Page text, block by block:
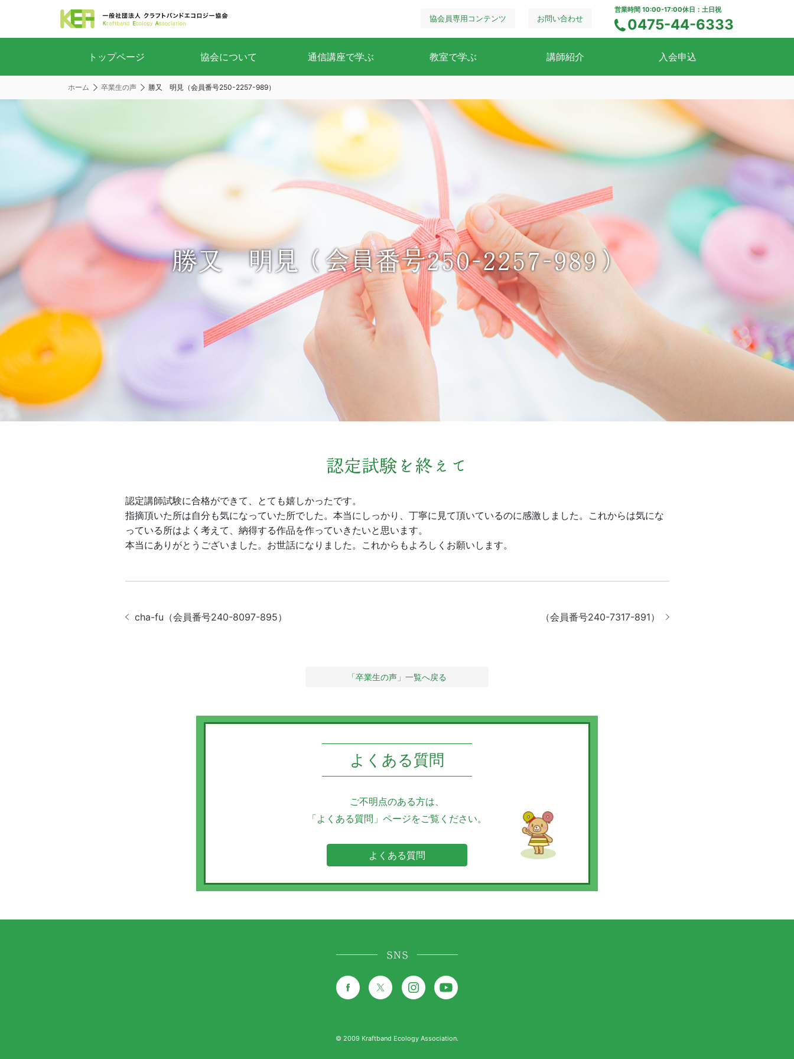
トップページ 協会について 通信講座で学ぶ 教室で学ぶ 講師紹介 入会申込
協会員専用コンテンツ お問い合わせ
電話でのお問い合わせ
0475-44-6333
営業時間 10:00-17:00休日：土日祝
ホーム 卒業生の声 勝又 明見（会員番号250-2257-989）
勝又 明見（会員番号250-2257-989）
認定試験を終えて
認定講師試験に合格ができて、とても嬉しかったです。
指摘頂いた所は自分も気になっていた所でした。本当にしっかり、丁寧に見て頂いているのに感激しました。これからは気にな
っている所はよく考えて、納得する作品を作っていきたいと思います。
本当にありがとうございました。お世話になりました。これからもよろしくお願いします。
cha-fu（会員番号240-8097-895） （会員番号240-7317-891）
「卒業生の声」一覧へ戻る
よくある質問
ご不明点のある方は、
「よくある質問」ページをご覧ください。
よくある質問
SNS
© 2009 Kraftband Ecology Association.